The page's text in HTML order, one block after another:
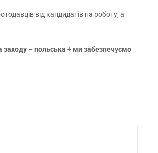
від кандидатів на роботу, а
заходу – польська + ми забезпечуємо